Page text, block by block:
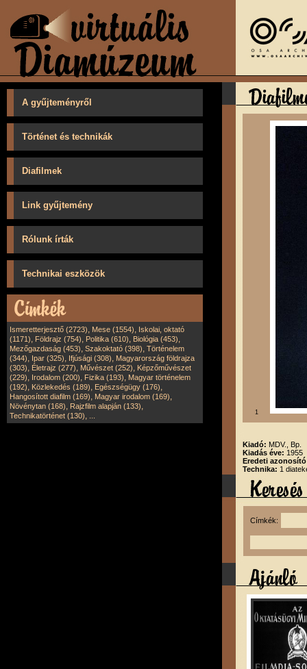
A gyűjteményről
Történet és technikák
Diafilmek
Link gyűjtemény
Rólunk írták
Technikai eszközök
Ismeretterjesztő (2723), Mese (1554), Iskolai, oktató
(1171), Földrajz (754), Politika (610), Biológia (453),
Mezőgazdaság (453), Szakoktató (398), Történelem
(344), Ipar (325), Ifjúsági (308), Magyarország földrajza
(303), Életrajz (277), Művészet (252), Képzőművészet
(229), Irodalom (200), Fizika (193), Magyar történelem
(192), Közlekedés (189), Egészségügy (176),
Hangosított diafilm (169), Magyar irodalom (169),
Növénytan (168), Rajzfilm alapján (133),
Technikatörténet (130), 1
Kiadó: MDV., Bp.
Kiadás éve: 1955
Eredeti
Technika: 1
Címkék: